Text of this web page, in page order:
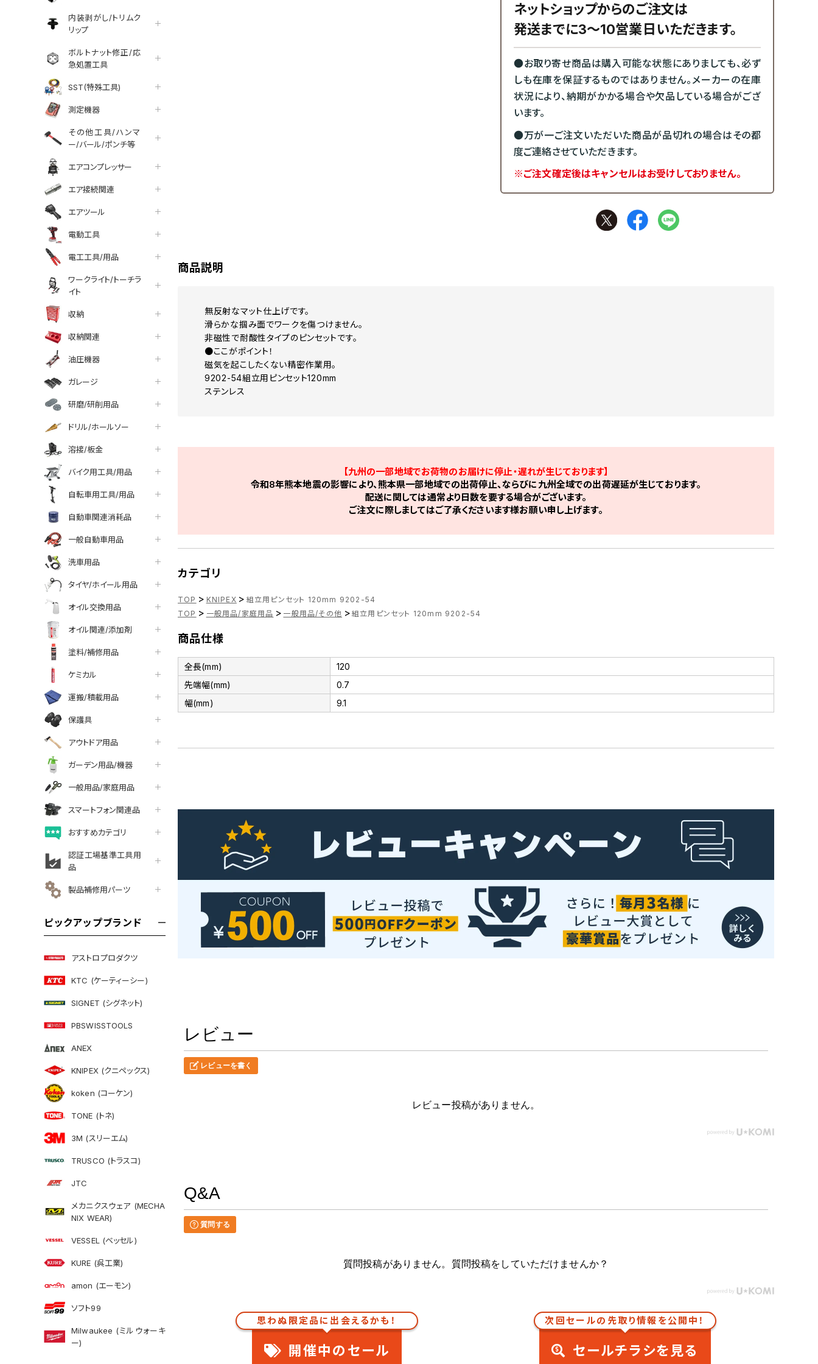
内装剥がし/トリムク
リップ
ボルトナット修正/応
急処置工具
SST(特殊工具)
測定機器
その他工具/ハンマ
ー/バール/ポンチ等
エアコンプレッサー
エア接続関連
エアツール
電動工具
電工工具/用品
ワークライト/トーチラ
イト
収納
収納関連
油圧機器
ガレージ
研磨/研削用品
ドリル/ホールソー
溶接/板金
バイク用工具/用品
自転車用工具/用品
自動車関連消耗品
一般自動車用品
洗車用品
タイヤ/ホイール用品
オイル交換用品
オイル関連/添加剤
塗料/補修用品
ケミカル
運搬/積載用品
保護具
アウトドア用品
ガーデン用品/機器
一般用品/家庭用品
スマートフォン関連品
おすすめカテゴリ
認証工場基準工具用
品
製品補修用パーツ
ピックアップブランド
アストロプロダクツ
KTC (ケーティーシー)
SIGNET (シグネット)
PBSWISSTOOLS
ANEX
KNIPEX (クニペックス)
koken (コーケン)
TONE (トネ)
3M (スリーエム)
TRUSCO (トラスコ)
JTC
メカニクスウェア (MECHA
NIX WEAR)
VESSEL (ベッセル)
KURE (呉工業)
amon (エーモン)
ソフト99
Milwaukee (ミルウォーキ
ー)
ネットショップからのご注文は
発送までに3～10営業日いただきます。
●お取り寄せ商品は購入可能な状態にありましても、必ず
しも在庫を保証するものではありません。メーカーの在庫
状況により、納期がかかる場合や欠品している場合がござ
います。
●万が一ご注文いただいた商品が品切れの場合はその都
度ご連絡させていただきます。
※ご注文確定後はキャンセルはお受けしておりません。
facebook
line
商品説明
無反射なマット仕上げです。
滑らかな掴み面でワークを傷つけません。
非磁性で耐酸性タイプのピンセットです。
●ここがポイント！
磁気を起こしたくない精密作業用。
9202-54組立用ピンセット120mm
ステンレス
【九州の一部地域でお荷物のお届けに停止・遅れが生じております】
令和8年熊本地震の影響により、熊本県一部地域での出荷停止、ならびに九州全域での出荷遅延が生じております。
配送に関しては通常より日数を要する場合がございます。
ご注文に際しましてはご了承くださいます様お願い申し上げます。
カテゴリ
TOP > KNIPEX > 組立用ピンセット 120mm 9202-54
TOP > 一般用品/家庭用品 > 一般用品/その他 > 組立用ピンセット 120mm 9202-54
商品仕様
全長(mm)
120
先端幅(mm)
0.7
幅(mm)
9.1
レビュー
レビューを書く
レビュー投稿がありません。
Q&A
質問する
質問投稿がありません。質問投稿をしていただけませんか？
思わぬ限定品に出会えるかも！
開催中のセール
次回セールの先取り情報を公開中！
セールチラシを見る